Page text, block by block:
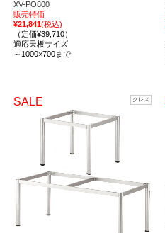
XV-PO800
販売特価
¥21,841(税込)
（定価¥39,710）
適応天板サイズ
～1000×700まで
SALE クレス